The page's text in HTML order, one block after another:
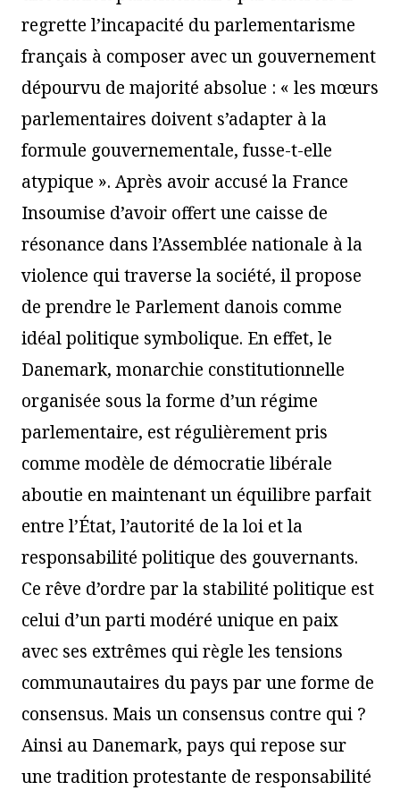
regrette l’incapacité du parlementarisme
français à composer avec un gouvernement
dépourvu de majorité absolue : « les mœurs
parlementaires doivent s’adapter à la
formule gouvernementale, fusse-t-elle
atypique ». Après avoir accusé la France
Insoumise d’avoir offert une caisse de
résonance dans l’Assemblée nationale à la
violence qui traverse la société, il propose
de prendre le Parlement danois comme
idéal politique symbolique. En effet, le
Danemark, monarchie constitutionnelle
organisée sous la forme d’un régime
parlementaire, est régulièrement pris
comme modèle de démocratie libérale
aboutie en maintenant un équilibre parfait
entre l’État, l’autorité de la loi et la
responsabilité politique des gouvernants.
Ce rêve d’ordre par la stabilité politique est
celui d’un parti modéré unique en paix
avec ses extrêmes qui règle les tensions
communautaires du pays par une forme de
consensus. Mais un consensus contre qui ?
Ainsi au Danemark, pays qui repose sur
une tradition protestante de responsabilité